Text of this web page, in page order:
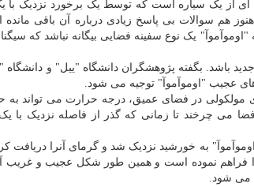
ای از یک سیاره است که توسط یک برخورد نزدیک
هم سوالات بی پاسخ زیادی درباره آن باقی
یک نوع سفینه فضایی بیگانه نباشد که
باشد. بگفته پژوهشگران دانشگاه "ییل" و
عجیب "اوموآموآ" توجیه می شود.
مولکولی در فضای عمیق، درجه حرارت می تواند
چرخند تا زمانی که گذر از فاصله نزدیک با یک
به خورشید نزدیک شد و گرمای آنرا دریافت
نموده است و همین طور شکل عجیب و غریب آن
می شود.